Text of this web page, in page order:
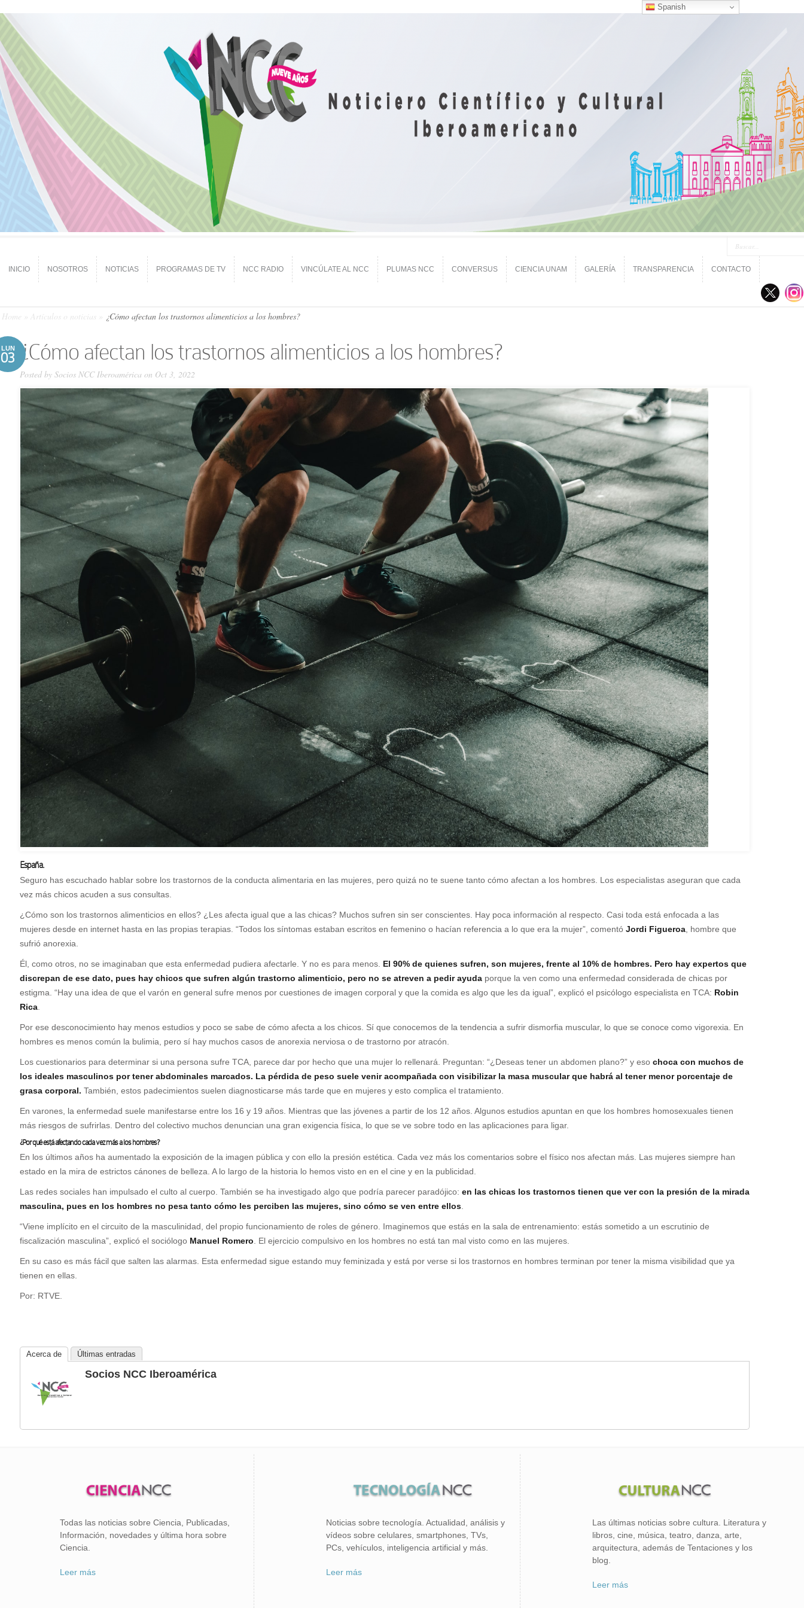
INICIO NOSOTROS NOTICIAS PROGRAMAS DE TV NCC RADIO VINCÚLATE AL NCC PLUMAS NCC CONVERSUS CIENCIA UNAM GALERÍA TRANSPARENCIA CONTACTO
Home Artículos o noticias ¿Cómo afectan los trastornos alimenticios a los hombres?
LUN
03 ¿Cómo afectan los trastornos alimenticios a los hombres?
Posted by Socios NCC Iberoamérica on Oct 3, 2022
España.
Seguro has escuchado hablar sobre los trastornos de la conducta alimentaria en las mujeres, pero quizá no te suene tanto cómo afectan a los hombres. Los especialistas aseguran que cada
vez más chicos acuden a sus consultas.
¿Cómo son los trastornos alimenticios en ellos? ¿Les afecta igual que a las chicas? Muchos sufren sin ser conscientes. Hay poca información al respecto. Casi toda está enfocada a las
mujeres desde en internet hasta en las propias terapias. “Todos los síntomas estaban escritos en femenino o hacían referencia a lo que era la mujer”, comentó Jordi Figueroa , hombre que
sufrió anorexia.
Él, como otros, no se imaginaban que esta enfermedad pudiera afectarle. Y no es para menos. El 90% de quienes sufren, son mujeres, frente al 10% de hombres. Pero hay expertos que
discrepan de ese dato, pues hay chicos que sufren algún trastorno alimenticio, pero no se atreven a pedir ayuda porque la ven como una enfermedad considerada de chicas por
estigma. “Hay una idea de que el varón en general sufre menos por cuestiones de imagen corporal y que la comida es algo que les da igual”, explicó el psicólogo especialista en TCA: Robin
Rica
Por ese desconocimiento hay menos estudios y poco se sabe de cómo afecta a los chicos. Sí que conocemos de la tendencia a sufrir dismorfia muscular, lo que se conoce como vigorexia. En
hombres es menos común la bulimia, pero sí hay muchos casos de anorexia nerviosa o de trastorno por atracón.
Los cuestionarios para determinar si una persona sufre TCA, parece dar por hecho que una mujer lo rellenará. Preguntan: “¿Deseas tener un abdomen plano?” y eso choca con muchos de
los ideales masculinos por tener abdominales marcados. La pérdida de peso suele venir acompañada con visibilizar la masa muscular que habrá al tener menor porcentaje de
grasa corporal. También, estos padecimientos suelen diagnosticarse más tarde que en mujeres y esto complica el tratamiento.
En varones, la enfermedad suele manifestarse entre los 16 y 19 años. Mientras que las jóvenes a partir de los 12 años. Algunos estudios apuntan en que los hombres homosexuales tienen
más riesgos de sufrirlas. Dentro del colectivo muchos denuncian una gran exigencia física, lo que se ve sobre todo en las aplicaciones para ligar.
¿Por qué está afectando cada vez más a los hombres?
En los últimos años ha aumentado la exposición de la imagen pública y con ello la presión estética. Cada vez más los comentarios sobre el físico nos afectan más. Las mujeres siempre han
estado en la mira de estrictos cánones de belleza. A lo largo de la historia lo hemos visto en en el cine y en la publicidad.
Las redes sociales han impulsado el culto al cuerpo. También se ha investigado algo que podría parecer paradójico: en las chicas los trastornos tienen que ver con la presión de la mirada
masculina, pues en los hombres no pesa tanto cómo les perciben las mujeres, sino cómo se ven entre ellos
“Viene implícito en el circuito de la masculinidad, del propio funcionamiento de roles de género. Imaginemos que estás en la sala de entrenamiento: estás sometido a un escrutinio de
fiscalización masculina”, explicó el sociólogo Manuel Romero . El ejercicio compulsivo en los hombres no está tan mal visto como en las mujeres.
En su caso es más fácil que salten las alarmas. Esta enfermedad sigue estando muy feminizada y está por verse si los trastornos en hombres terminan por tener la misma visibilidad que ya
tienen en ellas.
Por: RTVE.
Acerca de Últimas entradas
Socios NCC Iberoamérica
Todas las noticias sobre Ciencia, Publicadas,
Información, novedades y última hora sobre
Ciencia.
Leer más
Noticias sobre tecnología. Actualidad, análisis y
vídeos sobre celulares, smartphones, TVs,
PCs, vehículos, inteligencia artificial y más.
Leer más
Las últimas noticias sobre cultura. Literatura y
libros, cine, música, teatro, danza, arte,
arquitectura, además de Tentaciones y los
blog.
Leer más
Spanish